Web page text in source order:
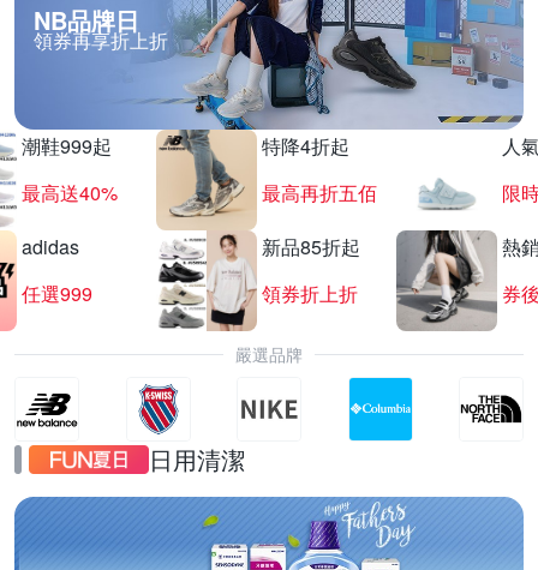
NB品牌日
領券再享折上折
潮鞋999起
最高送40%
特降4折起
最高再折五佰
人
限
adidas
任選999
新品85折起
領券折上折
熱
券
嚴選品牌
日用清潔